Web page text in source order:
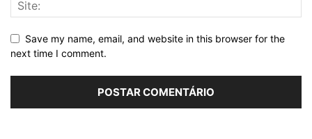
Save my name, email, and website in this browser for the
next time I comment.